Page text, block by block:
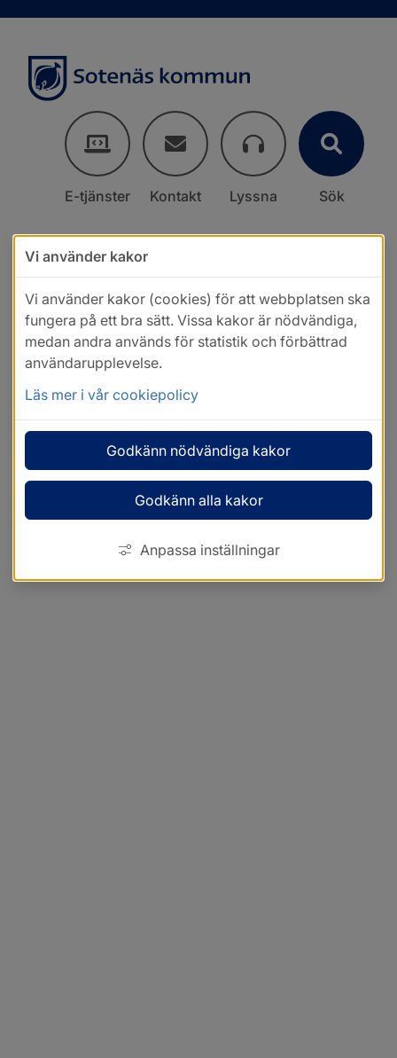
E-tjänster Kontakt Lyssna Sök
Vi använder kakor
Vi använder kakor (cookies) för att webbplatsen ska
fungera på ett bra sätt. Vissa kakor är nödvändiga,
medan andra används för statistik och förbättrad
användarupplevelse.
Läs mer i vår cookiepolicy
Godkänn nödvändiga kakor
Godkänn alla kakor
Anpassa inställningar